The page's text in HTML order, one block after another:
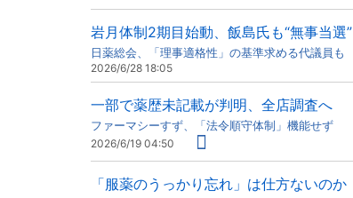
岩月体制2期目始動、飯島氏も“無事当選”
日薬総会、「理事適格性」の基準求める代議員も
2026/6/28 18:05
一部で薬歴未記載が判明、全店調査へ
ファーマシーすず、「法令順守体制」機能せず
2026/6/19 04:50
「服薬のうっかり忘れ」は仕方ないのか